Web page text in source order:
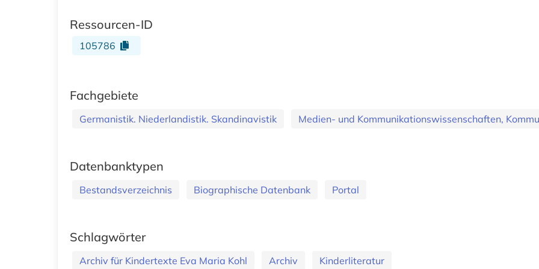
Ressourcen-ID
105786
Fachgebiete
Germanistik. Niederlandistik. Skandinavistik Medien- und Kommunikationswissenschaften,
Datenbanktypen
Bestandsverzeichnis Biographische Datenbank Portal
Schlagwörter
Archiv für Kindertexte Eva Maria Kohl Archiv Kinderliteratur